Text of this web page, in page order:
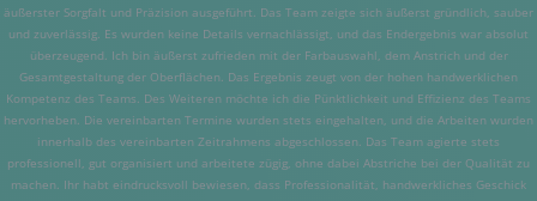
äußerster Sorgfalt und Präzision ausgeführt. Das Team zeigte sich äußerst gründlich, sauber
und zuverlässig. Es wurden keine Details vernachlässigt, und das Endergebnis war absolut
überzeugend. Ich bin äußerst zufrieden mit der Farbauswahl, dem Anstrich und der
Gesamtgestaltung der Oberflächen. Das Ergebnis zeugt von der hohen handwerklichen
Kompetenz des Teams. Des Weiteren möchte ich die Pünktlichkeit und Effizienz des Teams
hervorheben. Die vereinbarten Termine wurden stets eingehalten, und die Arbeiten wurden
innerhalb des vereinbarten Zeitrahmens abgeschlossen. Das Team agierte stets
professionell, gut organisiert und arbeitete zügig, ohne dabei Abstriche bei der Qualität zu
machen. Ihr habt eindrucksvoll bewiesen, dass Professionalität, handwerkliches Geschick